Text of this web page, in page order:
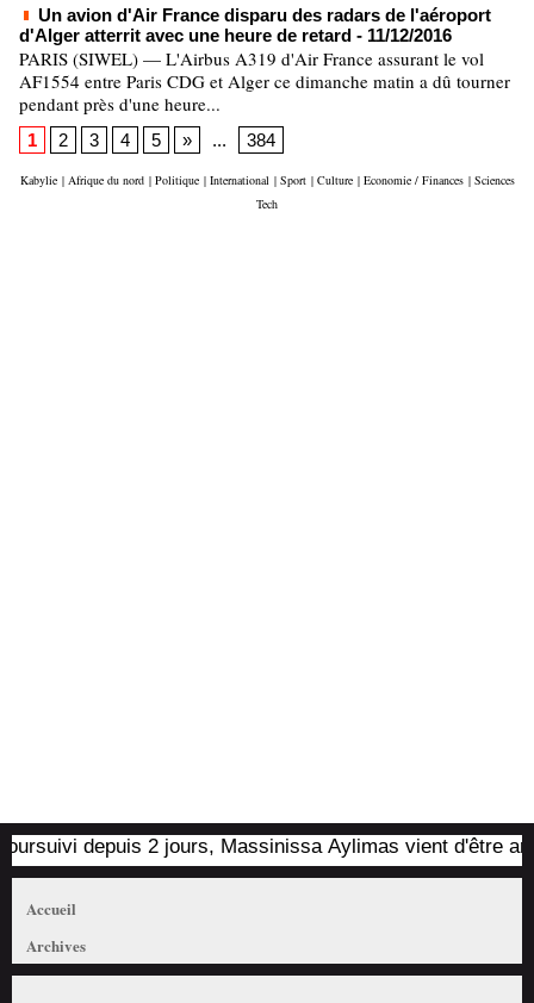
Un avion d'Air France disparu des radars de l'aéroport
d'Alger atterrit avec une heure de retard - 11/12/2016
PARIS (SIWEL) — L'Airbus A319 d'Air France assurant le vol
AF1554 entre Paris CDG et Alger ce dimanche matin a dû tourner
pendant près d'une heure...
1 2 3 4 5 » ... 384
Kabylie | Afrique du nord | Politique | International | Sport | Culture | Economie / Finances | Sciences
Tech
depuis 2 jours, Massinissa Aylimas vient d'être
Accueil
Archives